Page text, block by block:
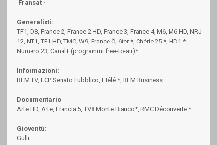
Fransat ·
Generalisti:
TF1, D8, France 2, France 2 HD, France 3, France 4, M6, M6 HD, NRJ
12, NT1, TF1 HD, TMC, W9, France Ô, 6ter *, Chérie 25 *, HD1 *,
Numero 23, Canal+ (programmi free-to-air)*
Informazioni:
BFM TV, LCP Senato Pubblico, I Télé *, BFM Business
Documentario:
Arte HD, Arte, Francia 5, TV8 Monte Bianco*, RMC Découverte *
Gioventù:
Gulli ·